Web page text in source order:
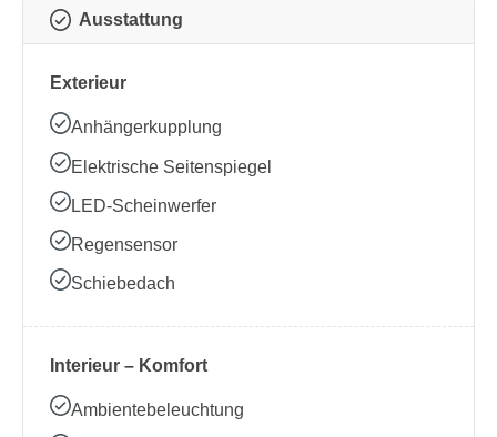
Ausstattung
Exterieur
Anhängerkupplung
Elektrische Seitenspiegel
LED-Scheinwerfer
Regensensor
Schiebedach
Interieur – Komfort
Ambientebeleuchtung